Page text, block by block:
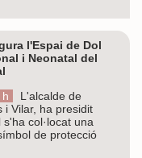
l'Espai de Dol
i Neonatal del
L'alcalde de
i Vilar, ha presidit
col·locat una
de protecció